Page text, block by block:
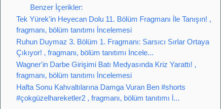
Benzer İçerikler:
Tek Yürek'in Heyecan Dolu 11. Bölüm Fragmanı İle Tanışın! ,
fragmanı, bölüm tanıtımı İncelemesi
Ruhun Duymaz 3. Bölüm 1. Fragmanı: Sarsıcı Sırlar Ortaya
Çıkıyor! , fragmanı, bölüm tanıtımı İncele...
Wagner'in Darbe Girişimi Batı Medyasında Kriz Yarattı! ,
fragmanı, bölüm tanıtımı İncelemesi
Hafta Sonu Kahvaltılarına Damga Vuran Ben #shorts
#çokgüzelhareketler2 , fragmanı, bölüm tanıtımı İ...